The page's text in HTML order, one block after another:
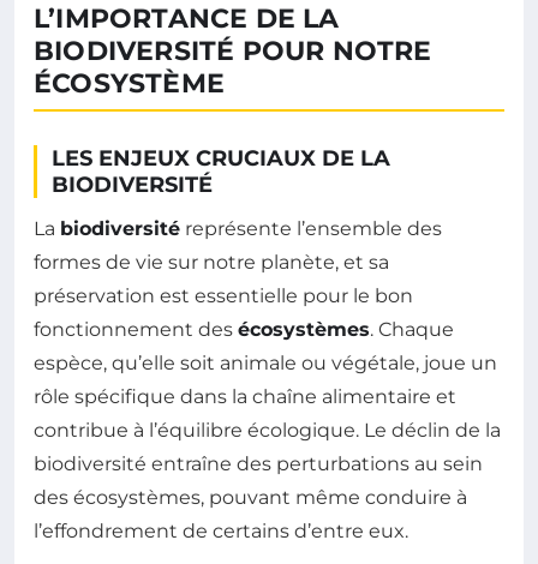
L’IMPORTANCE DE LA
BIODIVERSITÉ POUR NOTRE
ÉCOSYSTÈME
LES ENJEUX CRUCIAUX DE LA
BIODIVERSITÉ
La biodiversité représente l’ensemble des
formes de vie sur notre planète, et sa
préservation est essentielle pour le bon
fonctionnement des écosystèmes. Chaque
espèce, qu’elle soit animale ou végétale, joue un
rôle spécifique dans la chaîne alimentaire et
contribue à l’équilibre écologique. Le déclin de la
biodiversité entraîne des perturbations au sein
des écosystèmes, pouvant même conduire à
l’effondrement de certains d’entre eux.